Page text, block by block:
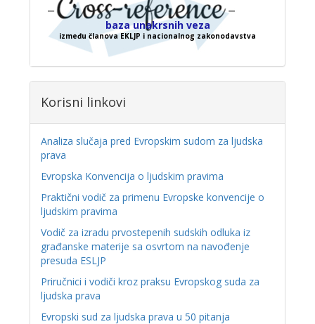
baza unakrsnih veza
između članova EKLJP i nacionalnog zakonodavstva
Korisni linkovi
Analiza slučaja pred Evropskim sudom za ljudska
prava
Evropska Konvencija o ljudskim pravima
Praktični vodič za primenu Evropske konvencije o
ljudskim pravima
Vodič za izradu prvostepenih sudskih odluka iz
građanske materije sa osvrtom na navođenje
presuda ESLJP
Priručnici i vodiči kroz praksu Evropskog suda za
ljudska prava
Evropski sud za ljudska prava u 50 pitanja